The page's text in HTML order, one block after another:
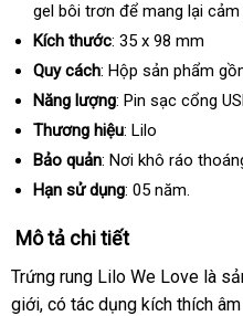
minh
gel bôi trơn phụ
kiện
để mang lại
Kích thước: 35 x 98 mm
Quy cách: Hộp sản phẩm
Năng lượng: Pin sạc cổng
Thương hiệu: Lilo
Bảo quản: Nơi khô ráo
Hạn sử dụng: 05 năm.
Mô tả chi tiết
Trứng rung Lilo We Love là
giớisử
, có tác dụng kích thích